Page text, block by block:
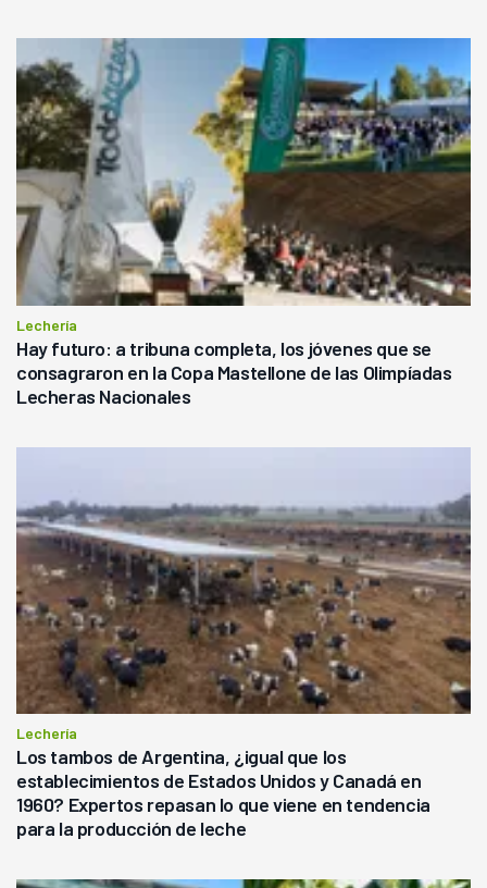
Lechería
Hay futuro: a tribuna completa, los jóvenes que se
consagraron en la Copa Mastellone de las Olimpíadas
Lecheras Nacionales
Lechería
Los tambos de Argentina, ¿igual que los
establecimientos de Estados Unidos y Canadá en
1960? Expertos repasan lo que viene en tendencia
para la producción de leche